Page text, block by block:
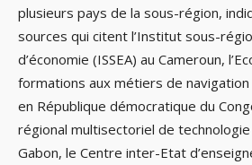
plusieurs pays de la sous-région,
sources qui citent l’Institut sous-
d’économie (ISSEA) au Cameroun,
formations aux métiers de
en République démocratique du
régional multisectoriel de technologie
Gabon, le Centre inter-Etat